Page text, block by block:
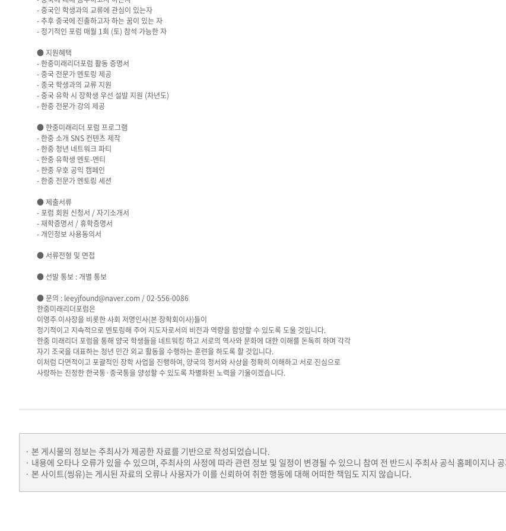
- 중국인 학생과의 교류에 관심이 있는자
- 추후 중국에 진출하고자 하는 꿈이 있는 자
- 정기적인 포럼 매월 1회 (토) 참석 가능한 자
● 지원혜택
- 한중미래리더포럼 활동 증명서
- 중국 전문가 멘토링 제공
- 중국 학생과의 교류 지원
- 중국 유학 시 장학생 우선 설발 지원 (차년도)
- 한중 전문가 강의 제공
● 한중미래리더 포럼 프로그램
- 한중 소개 SNS 컨텐츠 제작
- 한중 청년 네트워크 파티
- 한중 유학생 멘토-멘티
- 한중 우호 공익 캠페인
- 한중 전문가 멘토링 세션
● 제출서류
- 포럼 회원 신청서 / 자기소개서
- 재학증명서 / 휴학증명서
- 개인정보 사용동의서
● 서류전형 및 면접
● 선발 통보 : 개별 통보
● 문의 : leeyjfound@naver.com / 02-556-0086
한중미래리더포럼은
이영주 이사장을 비롯한 사회 저명인사(본 장학회이사)들이
정기적이고 지속적으로 멘토링해 주어 지도자로서의 비전과 역량을 함양할 수 있도록 도울 것입니다.
한중 미래리더 포럼을 통해 양국 학생들을 네트워킹 하고 서로의 역사와 문화에 대한 이해를 돈독히 하며 각각
자기 조국을 대표하는 청년 민간 외교 활동을 수행하는 훈련을 하도록 할 것입니다.
이처럼 다면적이고 포괄적인 장학 사업을 진행하여, 양국의 정서와 사상을 정확히 이해하고 서로 진심으로
사랑하는 진정한 한국통·중국통을 양성할 수 있도록 차별화된 노력을 기울이겠습니다.
본 게시물의 정보는 주최사가 제공한 자료를 기반으로 작성되었습니다.
내용에 오타나 오류가 있을 수 있으며, 주최사의 사정에 따라 관련 정보 및 일정이 변경될 수 있으니 참여 전 반드시 주최사 공식 홈페이지나
본 사이트(씽유)는 게시된 자료의 오류나 사용자가 이를 신뢰하여 취한 행동에 대해 어떠한 책임도 지지 않습니다.